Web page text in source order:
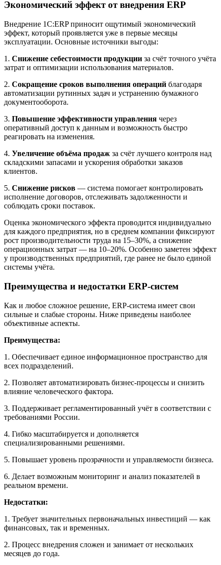
Экономический эффект от внедрения ERP
Внедрение 1С:ERP приносит ощутимый экономический
эффект, который проявляется уже в первые месяцы
эксплуатации. Основные источники выгоды:
1. Снижение себестоимости продукции за счёт точного учёта
затрат и оптимизации использования материалов.
2. Сокращение сроков выполнения операций благодаря
автоматизации рутинных задач и устранению бумажного
документооборота.
3. Повышение эффективности управления через
оперативный доступ к данным и возможность быстро
реагировать на изменения.
4. Увеличение объёма продаж за счёт лучшего контроля над
складскими запасами и ускорения обработки заказов
клиентов.
5. Снижение рисков — система помогает контролировать
исполнение договоров, отслеживать задолженности и
соблюдать сроки поставок.
Оценка экономического эффекта проводится индивидуально
для каждого предприятия, но в среднем компании фиксируют
рост производительности труда на 15–30%, а снижение
операционных затрат — на 10–20%. Особенно заметен эффект
у производственных предприятий, где ранее не было единой
системы учёта.
Преимущества и недостатки ERP-систем
Как и любое сложное решение, ERP-система имеет свои
сильные и слабые стороны. Ниже приведены наиболее
объективные аспекты.
Преимущества:
1. Обеспечивает единое информационное пространство для
всех подразделений.
2. Позволяет автоматизировать бизнес-процессы и снизить
влияние человеческого фактора.
3. Поддерживает регламентированный учёт в соответствии с
требованиями России.
4. Гибко масштабируется и дополняется
специализированными решениями.
5. Повышает уровень прозрачности и управляемости бизнеса.
6. Делает возможным мониторинг и анализ показателей в
реальном времени.
Недостатки:
1. Требует значительных первоначальных инвестиций — как
финансовых, так и временных.
2. Процесс внедрения сложен и занимает от нескольких
месяцев до года.